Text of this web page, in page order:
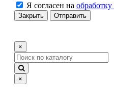
Я согласен на
Закрыть Отправить
×
×